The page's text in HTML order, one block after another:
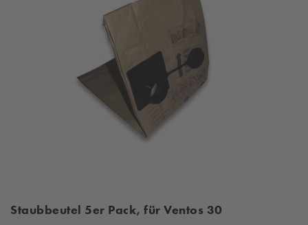
Staubbeutel 5er Pack, für Ventos 30